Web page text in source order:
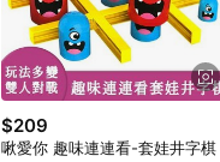
$209
啾愛你 趣味連連看-套娃井字棋